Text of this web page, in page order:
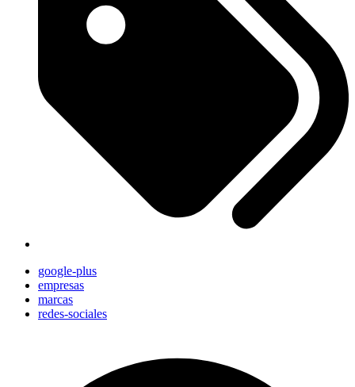
google-plus
empresas
marcas
redes-sociales